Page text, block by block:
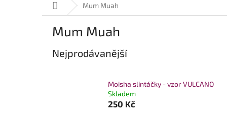
Domů Mum Muah
Mum Muah
Nejprodávanější
Moisha slintáčky - vzor VULCANO
Skladem
250 Kč